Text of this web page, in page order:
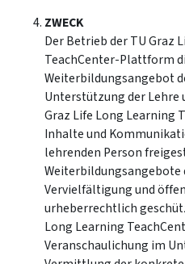
ZWECK
Der Betrieb der TU Graz
TeachCenter-Plattform
Weiterbildungsangebot
Unterstützung der Lehre
Graz Life Long
Inhalte und
lehrenden Person
Vervielfältigung und
urheberrechtlich
Long Learning
Veranschaulichung im